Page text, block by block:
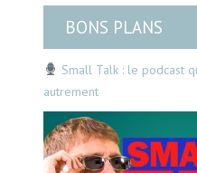
BONS PLANS
Small Talk : le podcast
autrement